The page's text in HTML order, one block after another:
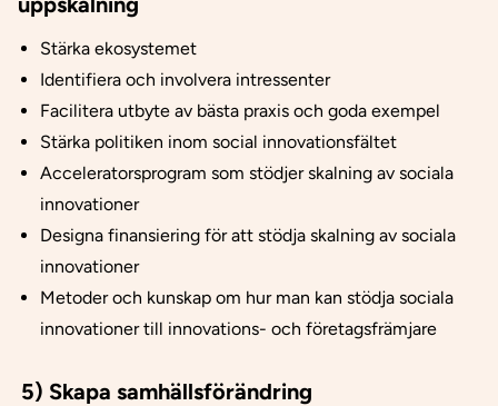
Stärka ekosystemet
Identifiera och involvera intressenter
Facilitera utbyte av bästa praxis och goda exempel
Stärka politiken inom social innovationsfältet
Acceleratorsprogram som stödjer skalning av sociala
innovationer
Designa finansiering för att stödja skalning av sociala
innovationer
Metoder och kunskap om hur man kan stödja sociala
innovationer till innovations- och företagsfrämjare
5) Skapa samhällsförändring